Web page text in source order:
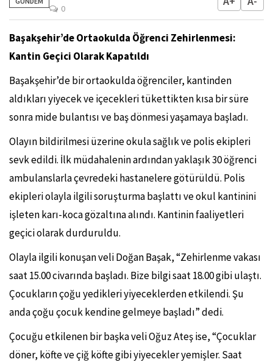
0
Başakşehir’de Ortaokulda Öğrenci Zehirlenmesi:
Kantin Geçici Olarak Kapatıldı
Başakşehir’de bir ortaokulda öğrenciler, kantinden
aldıkları yiyecek ve içecekleri tükettikten kısa bir süre
sonra mide bulantısı ve baş dönmesi yaşamaya başladı.
Olayın bildirilmesi üzerine okula sağlık ve polis ekipleri
sevk edildi. İlk müdahalenin ardından yaklaşık 30 öğrenci
ambulanslarla çevredeki hastanelere götürüldü. Polis
ekipleri olayla ilgili soruşturma başlattı ve okul kantinini
işleten karı-koca gözaltına alındı. Kantinin faaliyetleri
geçici olarak durduruldu.
Olayla ilgili konuşan veli Doğan Başak, “Zehirlenme vakası
saat 15.00 civarında başladı. Bize bilgi saat 18.00 gibi ulaştı.
Çocukların çoğu yedikleri yiyeceklerden etkilendi. Şu
anda çoğu çocuk kendine gelmeye başladı” dedi.
Çocuğu etkilenen bir başka veli Oğuz Ateş ise, “Çocuklar
döner, köfte ve çiğ köfte gibi yiyecekler yemişler. Saat